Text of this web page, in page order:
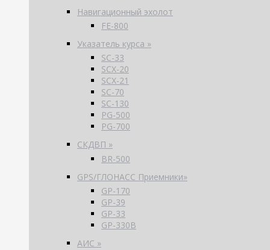
Навигационный эхолот
FE-800
Указатель курса »
SC-33
SCX-20
SCX-21
SC-70
SC-130
PG-500
PG-700
СКДВП »
BR-500
GPS/ГЛОНАСС Приемники»
GP-170
GP-39
GP-33
GP-330B
АИС »